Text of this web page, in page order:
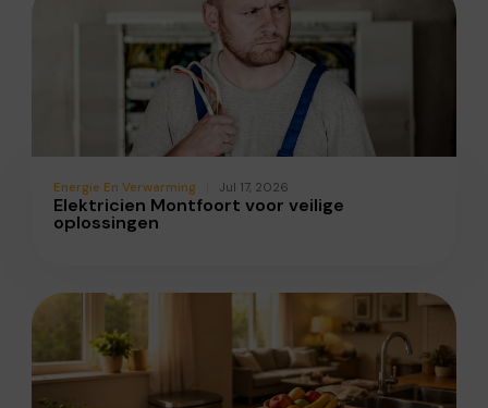
Energie En Verwarming Jul 17, 2026
Elektricien Montfoort voor veilige
oplossingen